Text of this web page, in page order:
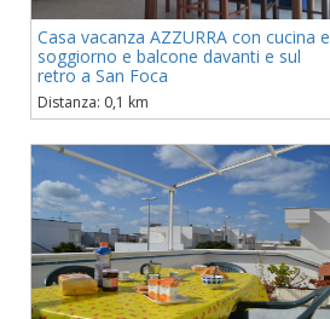
Casa vacanza AZZURRA con cucina e
soggiorno e balcone davanti e sul
retro a San Foca
Distanza: 0,1 km